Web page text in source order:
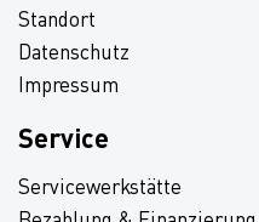
Standort
Datenschutz
Impressum
Service
Servicewerkstätte